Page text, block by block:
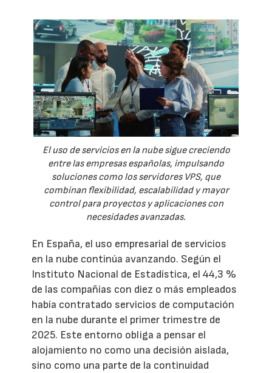
El uso de servicios en la nube sigue creciendo
entre las empresas españolas, impulsando
soluciones como los servidores VPS, que
combinan flexibilidad, escalabilidad y mayor
control para proyectos y aplicaciones con
necesidades avanzadas.
En España, el uso empresarial de servicios
en la nube continúa avanzando. Según el
Instituto Nacional de Estadística, el 44,3 %
de las compañías con diez o más empleados
había contratado servicios de computación
en la nube durante el primer trimestre de
2025. Este entorno obliga a pensar el
alojamiento no como una decisión aislada,
sino como una parte de la continuidad